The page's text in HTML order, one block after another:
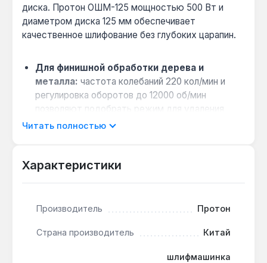
диска. Протон ОШМ-125 мощностью 500 Вт и
диаметром диска 125 мм обеспечивает
качественное шлифование без глубоких царапин.
Для финишной обработки дерева и
металла: частота колебаний 220 кол/мин и
регулировка оборотов до 12000 об/мин
позволяют подобрать режим для удаления
старого покрытия или полировки.
облегчают обработку вертикальных
Защита от пыли: повышенная пылезащита
пылесоса поддерживают чистоту на рабочем
Читать полностью
Характеристики
Производитель Протон
Страна производитель Китай
шлифмашинка